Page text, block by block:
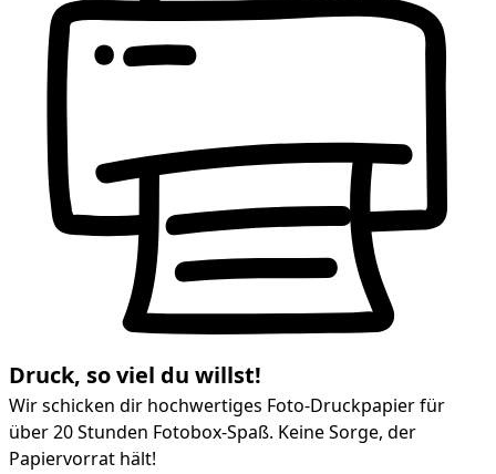
Druck, so viel du willst!
Wir schicken dir hochwertiges Foto-Druckpapier für
über 20 Stunden Fotobox-Spaß. Keine Sorge, der
Papiervorrat hält!